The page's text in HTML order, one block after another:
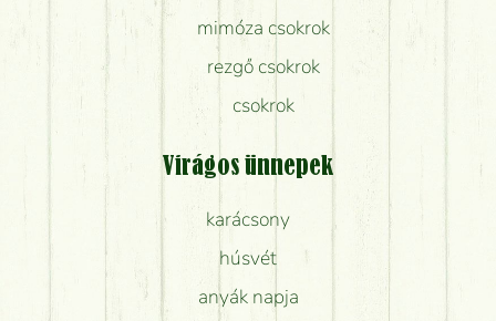
mimóza csokrok
rezgő csokrok
csokrok
Virágos ünnepek
karácsony
húsvét
anyák napja